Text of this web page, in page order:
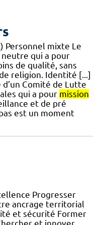
Personnel mixte Le
qui a pour
de qualité, sans
religion. Identité [...]
Comité de Lutte
qui a pour mission
et de pré
est un moment
Progresser
ancrage territorial
et sécurité Former